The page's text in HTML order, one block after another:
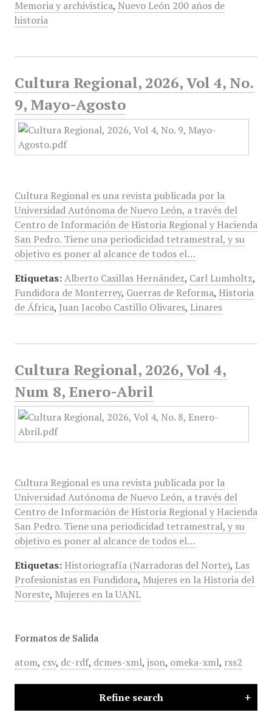
Memoria y archivistica, Nuevo León 200 años de
historia
Cultura Regional, 2026, Vol 4, No.
9, Mayo-Agosto
Cultura Regional es una revista publicada por la
Universidad Autónoma de Nuevo León, a través del
Centro de Información de Historia Regional y Hacienda
San Pedro. Tiene una periodicidad tetramestral, y su
objetivo es poner al alcance de todos el…
Etiquetas: Alberto Casillas Hernández, Carl Lumholtz,
Fundidora de Monterrey, Guerras de Reforma, Historia
de África, Juan Jacobo Castillo Olivares, Linares
Cultura Regional, 2026, Vol 4,
Num 8, Enero-Abril
Cultura Regional es una revista publicada por la
Universidad Autónoma de Nuevo León, a través del
Centro de Información de Historia Regional y Hacienda
San Pedro. Tiene una periodicidad tetramestral, y su
objetivo es poner al alcance de todos el…
Etiquetas: Historiografía (Narradoras del Norte), Las
Profesionistas en Fundidora, Mujeres en la Historia del
Noreste, Mujeres en la UANL
Formatos de Salida
atom, csv, dc-rdf, dcmes-xml, json, omeka-xml, rss2
Refine search